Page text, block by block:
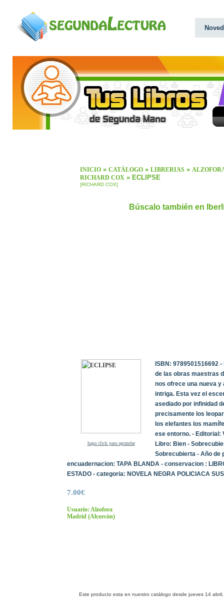
INICIO » CATÁLOGO » LIBRERIAS »
RICHARD COX » ECLIPSE
[RICHARD COX]
Búscalo también en
haga click para agrandar
ISBN: 9789501516692
de las obras maestras
nos ofrece una nueva y
intriga. Esta vez el
asediado por infinidad
precisamente los
los elefantes los
ese entorno. - Editorial:
Libro: Bien -
Sobrecubierta - Año de
encuadernacion: TAPA BLANDA - conservacion :
ESTADO - categoria: NOVELA NEGRA POLICIACA
7.00€
Usuario: Alzofora
Madrid (Alcorcón)
Este producto esta en nuestro catálogo desde jueves 14